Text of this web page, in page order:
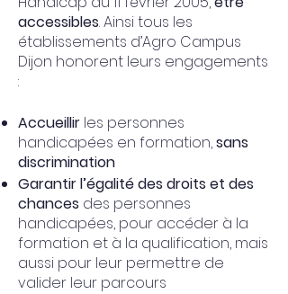
accessibles. Ainsi tous les
établissements d’Agro Campus
Dijon honorent leurs engagements
:
Accueillir les personnes
handicapées en formation,sans
discrimination
Garantir l’égalité des droits et des
chances des personnes
handicapées, pour accéder à la
formation et à la qualification, mais
aussi pour leur permettre de
valider leur parcours